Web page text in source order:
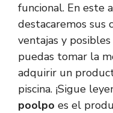
funcional. En este
destacaremos sus
ventajas y
puedas tomar la
adquirir un
piscina. ¡Sigue
poolpo es el